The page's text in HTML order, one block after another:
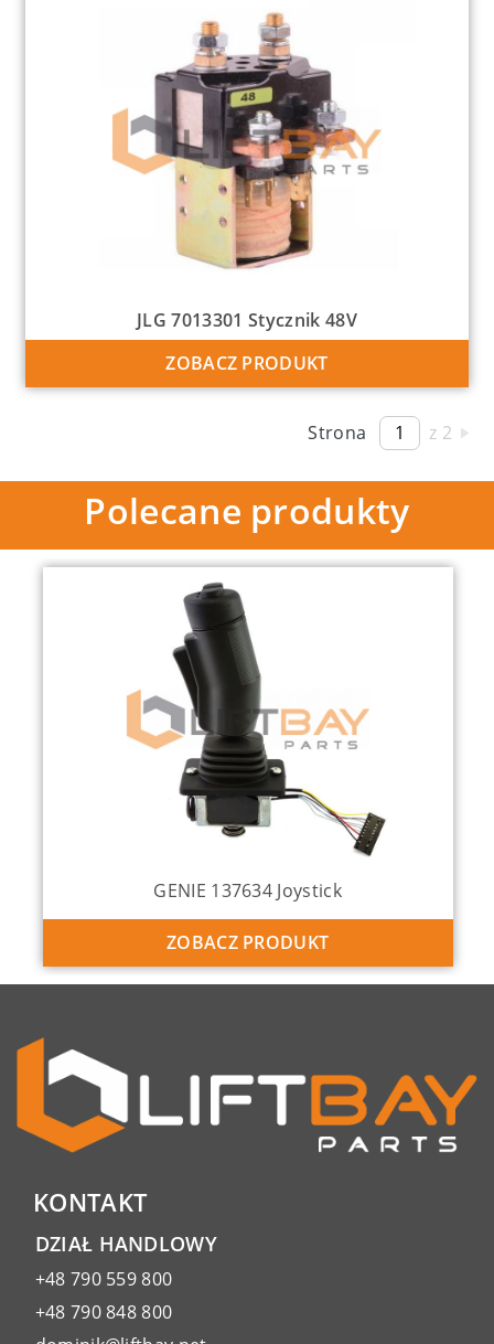
JLG 7013301 Stycznik 48V
ZOBACZ PRODUKT
Strona z 2
Polecane produkty
GENIE 137634 Joystick
ZOBACZ PRODUKT
KONTAKT
DZIAŁ HANDLOWY
+48 790 559 800
+48 790 848 800